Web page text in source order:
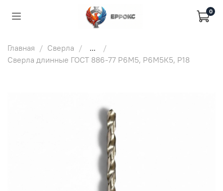
0
Главная Сверла
...
Сверла длинные ГОСТ 886-77 Р6М5, Р6М5К5, Р18